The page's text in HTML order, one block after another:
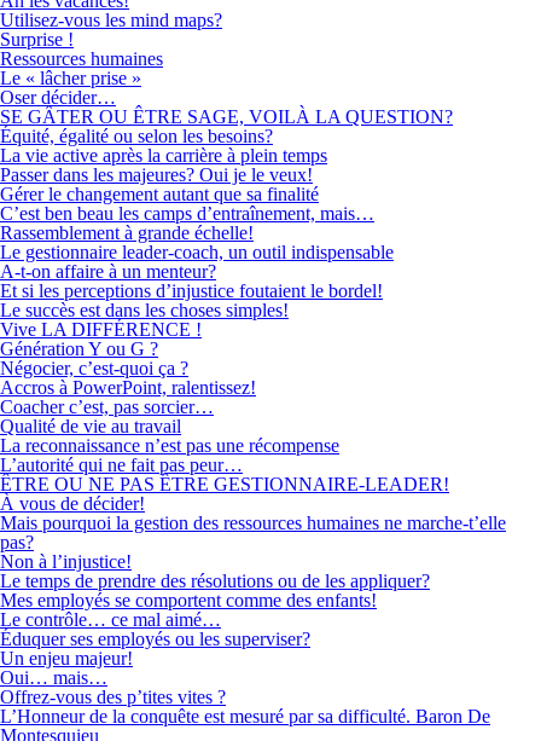
Utilisez-vous les mind maps?
Surprise !
Ressources humaines
Le « lâcher prise »
Oser décider…
SE GÂTER OU ÊTRE SAGE, VOILÀ LA QUESTION?
Équité, égalité ou selon les besoins?
La vie active après la carrière à plein temps
Passer dans les majeures? Oui je le veux!
Gérer le changement autant que sa finalité
C’est ben beau les camps d’entraînement, mais…
Rassemblement à grande échelle!
Le gestionnaire leader-coach, un outil indispensable
A-t-on affaire à un menteur?
Et si les perceptions d’injustice foutaient le bordel!
Le succès est dans les choses simples!
Vive LA DIFFÉRENCE !
Génération Y ou G ?
Négocier, c’est-quoi ça ?
Accros à PowerPoint, ralentissez!
Coacher c’est, pas sorcier…
Qualité de vie au travail
La reconnaissance n’est pas une récompense
L’autorité qui ne fait pas peur…
ÊTRE OU NE PAS ÊTRE GESTIONNAIRE-LEADER!
À vous de décider!
Mais pourquoi la gestion des ressources humaines ne marche-t’elle
pas?
Non à l’injustice!
Le temps de prendre des résolutions ou de les appliquer?
Mes employés se comportent comme des enfants!
Le contrôle… ce mal aimé…
Éduquer ses employés ou les superviser?
Un enjeu majeur!
Oui… mais…
Offrez-vous des p’tites vites ?
L’Honneur de la conquête est mesuré par sa difficulté. Baron De
Montesquieu